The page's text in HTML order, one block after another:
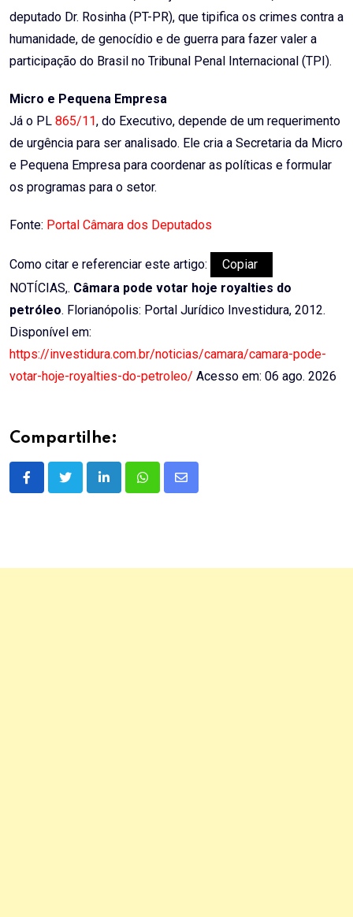
deputado Dr. Rosinha (PT-PR), que tipifica os crimes contra a
humanidade, de genocídio e de guerra para fazer valer a
participação do Brasil no Tribunal Penal Internacional (TPI).
Micro e Pequena Empresa
Já o PL 865/11, do Executivo, depende de um requerimento
de urgência para ser analisado. Ele cria a Secretaria da Micro
e Pequena Empresa para coordenar as políticas e formular
os programas para o setor.
Fonte: Portal Câmara dos Deputados
Como citar e referenciar este artigo:
Copiar
NOTÍCIAS,. Câmara pode votar hoje royalties do
petróleo. Florianópolis: Portal Jurídico Investidura, 2012.
Disponível em:
https://investidura.com.br/noticias/camara/camara-pode-
votar-hoje-royalties-do-petroleo/ Acesso em: 06 ago. 2026
Compartilhe:
LinkedInWhatsappShare